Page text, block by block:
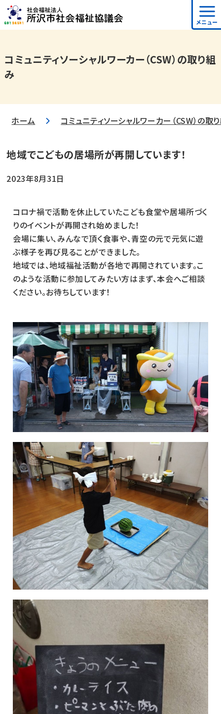
メニュー
コミュニティソーシャルワーカー（CSW）の取り組
み
ホーム コミュニティソーシャルワーカー（CSW）の取
地域でこどもの居場所が再開しています！
2023年8月31日
コロナ禍で活動を休止していたこども食堂や居場所づく
りのイベントが再開され始めました！
会場に集い、みんなで頂く食事や、青空の元で元気に遊
ぶ様子を再び見ることができました。
地域では、地域福祉活動が各地で再開されています。こ
のような活動に参加してみたい方はまず、本会へご相談
ください。お待ちしています！